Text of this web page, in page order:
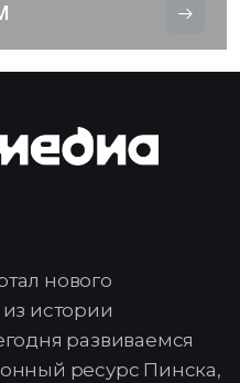
нового
истории
развиваемся
ресурс Пинска,